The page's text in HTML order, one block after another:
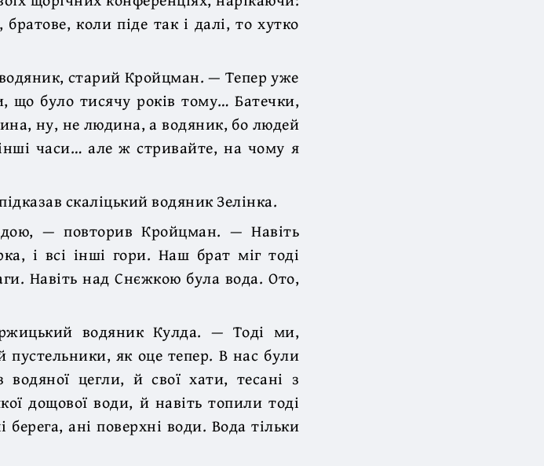
коли піде так і далі, то хутко
старий Кройцман. — Тепер уже
що було тисячу років тому… Батечки,
ну, не людина, а водяник, бо людей
часи… але ж стривайте, на чому я
скаліцький водяник Зелінка.
— повторив Кройцман. — Навіть
і всі інші гори. Наш брат міг тоді
Навіть над Снєжкою була вода. Ото,
водяник Кулда. — Тоді ми,
як оце тепер. В нас були
водяної цегли, й свої хати, тесані з
дощової води, й навіть топили тоді
ані поверхні води. Вода тільки